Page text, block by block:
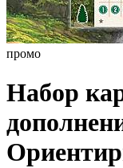
промо
Набор